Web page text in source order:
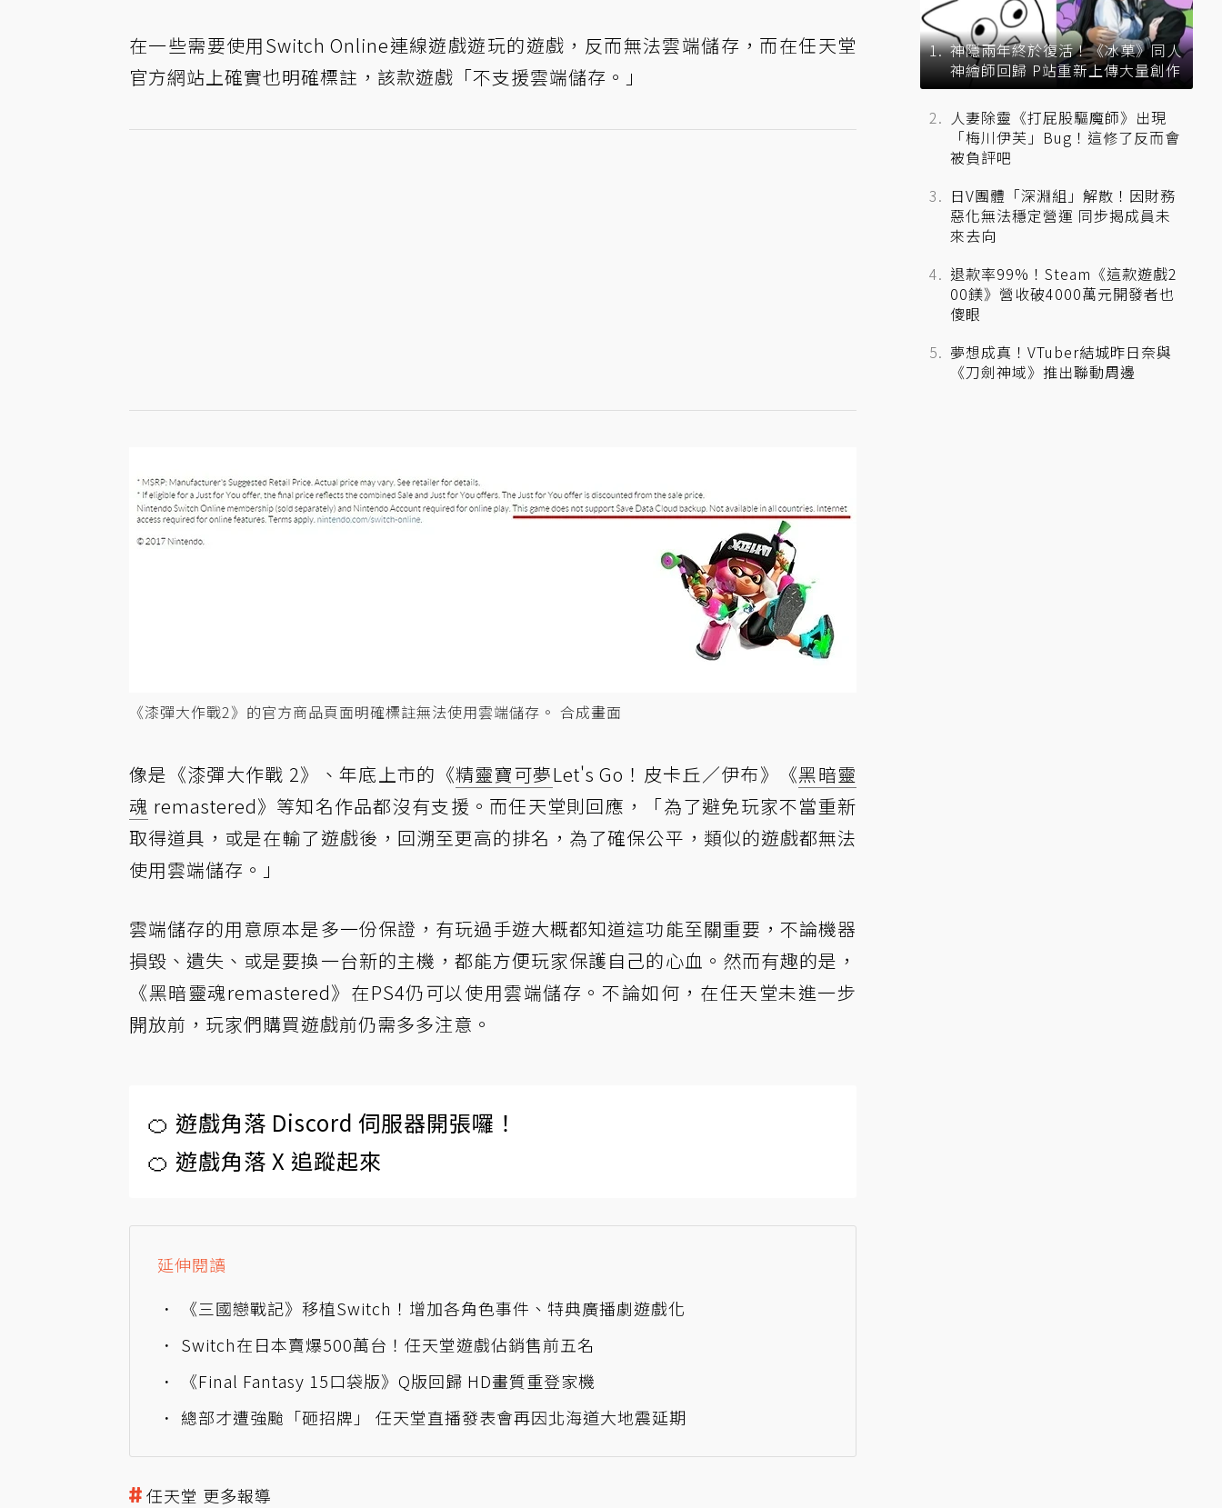
在一些需要使用Switch Online連線遊戲遊玩的遊戲，反而無法雲端儲存，而在任天堂
官方網站上確實也明確標註，該款遊戲「不支援雲端儲存。」
《漆彈大作戰2》的官方商品頁面明確標註無法使用雲端儲存。 合成畫面
像是《漆彈大作戰 2》、年底上市的《精靈寶可夢Let's Go！皮卡丘／伊布》《黑暗靈
魂 remastered》等知名作品都沒有支援。而任天堂則回應，「為了避免玩家不當重新
取得道具，或是在輸了遊戲後，回溯至更高的排名，為了確保公平，類似的遊戲都無法
使用雲端儲存。」
雲端儲存的用意原本是多一份保證，有玩過手遊大概都知道這功能至關重要，不論機器
損毀、遺失、或是要換一台新的主機，都能方便玩家保護自己的心血。然而有趣的是，
《黑暗靈魂remastered》在PS4仍可以使用雲端儲存。不論如何，在任天堂未進一步
開放前，玩家們購買遊戲前仍需多多注意。
🍊 遊戲角落 Discord 伺服器開張囉！
🍊 遊戲角落 X 追蹤起來
延伸閱讀
《三國戀戰記》移植Switch！增加各角色事件、特典廣播劇遊戲化
Switch在日本賣爆500萬台！任天堂遊戲佔銷售前五名
《Final Fantasy 15口袋版》Q版回歸 HD畫質重登家機
總部才遭強颱「砸招牌」 任天堂直播發表會再因北海道大地震延期
任天堂 更多報導
神隱兩年終於復活！《冰菓》同人
神繪師回歸 P站重新上傳大量創作
人妻除靈《打屁股驅魔師》出現
「梅川伊芙」Bug！這修了反而會
被負評吧
日V團體「深淵組」解散！因財務
惡化無法穩定營運 同步揭成員未
來去向
退款率99%！Steam《這款遊戲2
00鎂》營收破4000萬元開發者也
傻眼
夢想成真！VTuber結城昨日奈與
《刀劍神域》推出聯動周邊